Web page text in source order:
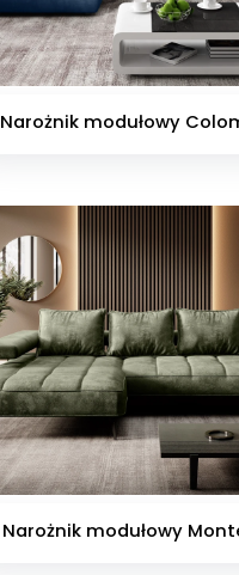
Narożnik modułowy
Narożnik modułowy